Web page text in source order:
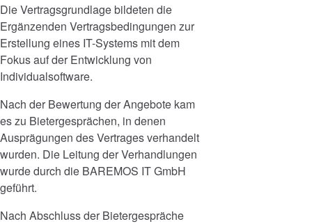
Die Vertragsgrundlage bildeten die
Ergänzenden Vertragsbedingungen zur
Erstellung eines IT-Systems mit dem
Fokus auf der Entwicklung von
Individualsoftware.
Nach der Bewertung der Angebote kam
es zu Bietergesprächen, in denen
Ausprägungen des Vertrages verhandelt
wurden. Die Leitung der Verhandlungen
wurde durch die BAREMOS IT GmbH
geführt.
Nach Abschluss der Bietergespräche